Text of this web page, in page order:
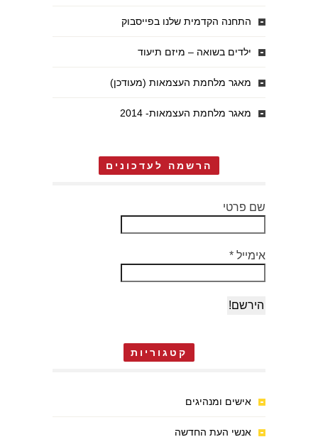
התחנה הקדמית שלנו בפייסבוק
ילדים בשואה – מיזם תיעוד
מאגר מלחמת העצמאות (מעודכן)
מאגר מלחמת העצמאות- 2014
הרשמה לעדכונים
שם פרטי
אימייל *
קטגוריות
אישים ומנהיגים
אנשי העת החדשה